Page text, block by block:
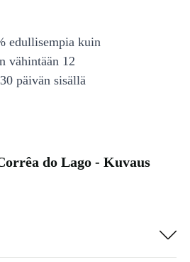
edullisempia kuin
vähintään 12
päivän sisällä
do Lago - Kuvaus